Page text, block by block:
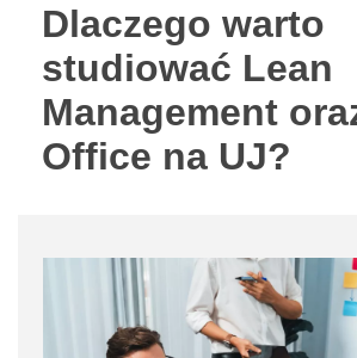
Dlaczego warto
studiować Lean
Management
Office na UJ?